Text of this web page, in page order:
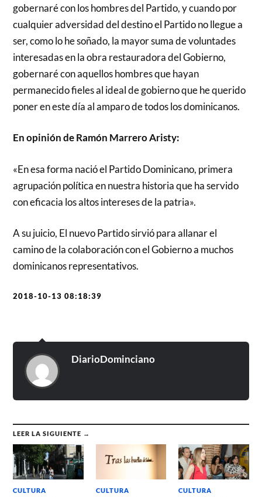
gobernaré con los hombres del Partido, y cuando por
cualquier adversidad del destino el Partido no llegue a
ser, como lo he soñado, la mayor suma de voluntades
interesadas en la obra restauradora del Gobierno,
gobernaré con aquellos hombres que hayan
permanecido fieles al ideal de gobierno que he querido
poner en este día al amparo de todos los dominicanos.
En opinión de Ramón Marrero Aristy:
«En esa forma nació el Partido Dominicano, primera
agrupación política en nuestra historia que ha servido
con eficacia los altos intereses de la patria».
A su juicio, El nuevo Partido sirvió para allanar el
camino de la colaboración con el Gobierno a muchos
dominicanos representativos.
2018-10-13 08:18:39
DiarioDominciano
LEER LA SIGUIENTE →
CULTURA CULTURA CULTURA